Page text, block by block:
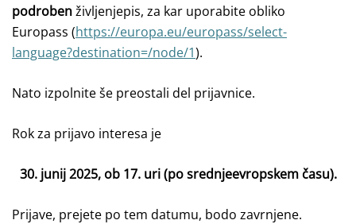
podrobenživljenjepis, za kar uporabite obliko
Europass (https://europa.eu/europass/select-
language?destination=/node/1).
Nato izpolnite še preostali del prijavnice.
Rok za prijavo interesa je
30. junij 2025, ob 17. uri (po srednjeevropskem času).
Prijave, prejete po tem datumu, bodo zavrnjene.